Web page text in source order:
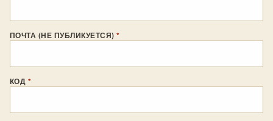
ПОЧТА (НЕ ПУБЛИКУЕТСЯ)*
КОД *